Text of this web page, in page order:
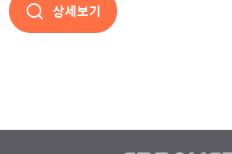
상세보기